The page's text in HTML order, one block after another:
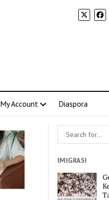
My Account Diaspora
IMIGRASI